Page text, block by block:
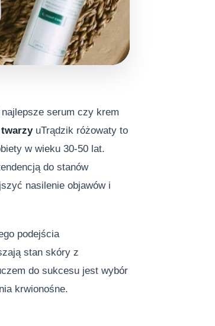
serum czy krem
uTrądzik różowaty to
w wieku 30-50 lat.
do stanów
nasilenie objawów i
podejścia
stan skóry z
do sukcesu jest wybór
krwionośne.